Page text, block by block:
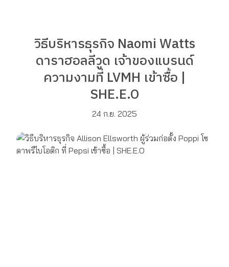
วิธีบริหารธุรกิจ Naomi Watts
ดาราฮอลลีวูด เจ้าของแบรนด์
ความงามที่ LVMH เข้าซื้อ |
SHE.E.O
24 ก.ย. 2025